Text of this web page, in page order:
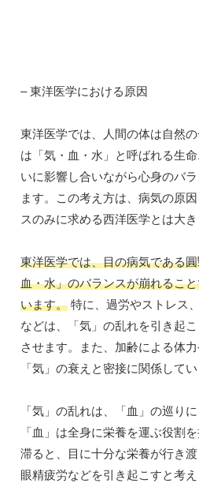
– 東洋医学における原因
東洋医学では、人間の体は自然
は「気・血・水」と呼ばれる生
いに影響し合いながら心身のバ
ます。この考え方は、病気の原
スのみに求める西洋医学とは大き
東洋医学では、目の病気である
血・水」のバランスが崩れるこ
います。 特に、過労やストレス
などは、「気」の乱れを引き起
させます。また、加齢による体力
「気」の衰えと密接に関係してい
「気」の乱れは、「血」の巡り
「血」は全身に栄養を運ぶ役割
滞ると、目に十分な栄養が行き
眼精疲労などを引き起こすと考え